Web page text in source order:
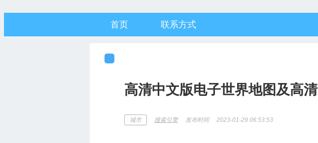
首页 联系方式
高清中文版电子世界地图及高清
城市 搜索引擎 发布时间 2023-01-29 06:53:53